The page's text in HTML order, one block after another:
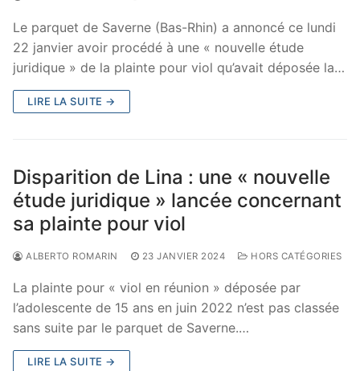
Le parquet de Saverne (Bas-Rhin) a annoncé ce lundi
22 janvier avoir procédé à une « nouvelle étude
juridique » de la plainte pour viol qu’avait déposée la…
LIRE LA SUITE →
Disparition de Lina : une « nouvelle
étude juridique » lancée concernant
sa plainte pour viol
ALBERTO ROMARIN 23 JANVIER 2024 HORS CATÉGORIES
La plainte pour « viol en réunion » déposée par
l’adolescente de 15 ans en juin 2022 n’est pas classée
sans suite par le parquet de Saverne.…
LIRE LA SUITE →